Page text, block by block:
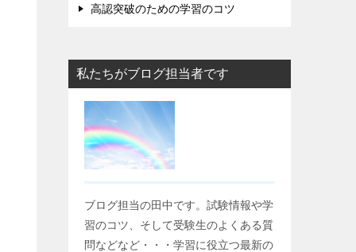
高認突破のための学習のコツ
私たちがブログ担当者です
ブログ担当の田中です。試験情報や学
習のコツ、そして受験生のよくある質
問などなど・・・学習に役立つ最新の